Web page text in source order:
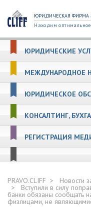
ЮРИДИЧЕСКАЯ ФИРМА
Находим
ЮРИДИЧЕСКИЕ
МЕЖДУНАРОДНОЕ
ЮРИДИЧЕСКОЕ
КОНСАЛТИНГ,
РЕГИСТРАЦИЯ
PRAVO.CLIFF Новости
Вступили в силу
банки обязаны сообщать
физлицами, не